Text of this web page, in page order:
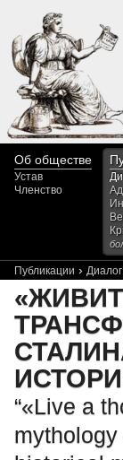
Об обществе
Устав
Членство
Публикации ›
“«Live a